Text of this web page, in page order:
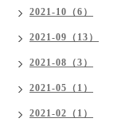
2021-10（6）
2021-09（13）
2021-08（3）
2021-05（1）
2021-02（1）